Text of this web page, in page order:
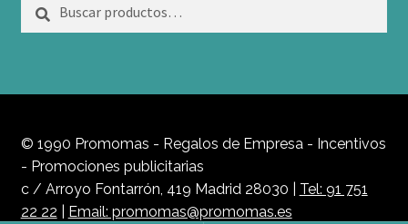
por:
© 1990 Promomas - Regalos de Empresa - Incentivos
- Promociones publicitarias
c / Arroyo Fontarrón, 419 Madrid 28030 | Tel: 91 751
22 22
Email: promomas@promomas.es